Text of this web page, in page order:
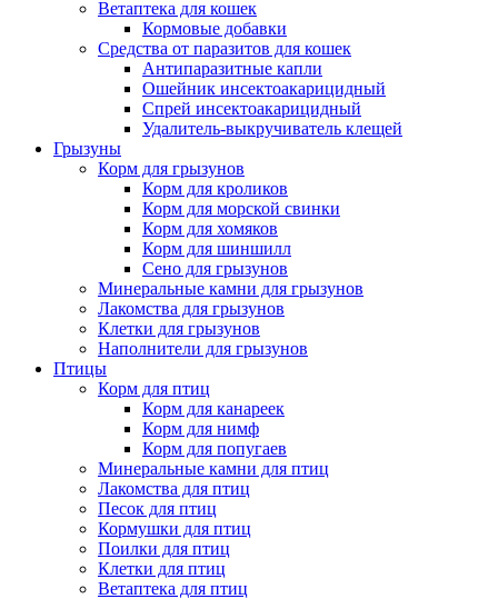
Ветаптека для кошек
Кормовые добавки
Средства от паразитов для кошек
Антипаразитные капли
Ошейник инсектоакарицидный
Спрей инсектоакарицидный
Удалитель-выкручиватель клещей
Грызуны
Корм для грызунов
Корм для кроликов
Корм для морской свинки
Корм для хомяков
Корм для шиншилл
Сено для грызунов
Минеральные камни для грызунов
Лакомства для грызунов
Клетки для грызунов
Наполнители для грызунов
Птицы
Корм для птиц
Корм для канареек
Корм для нимф
Корм для попугаев
Минеральные камни для птиц
Лакомства для птиц
Песок для птиц
Кормушки для птиц
Поилки для птиц
Клетки для птиц
Ветаптека для птиц